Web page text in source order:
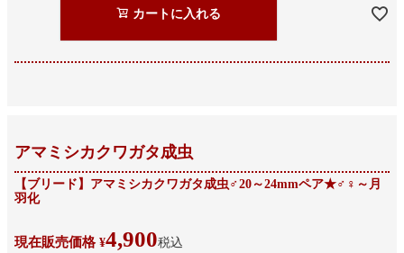
カートに入れる
アマミシカクワガタ成虫
【ブリード】アマミシカクワガタ成虫♂20～24mmペア★♂♀～月
羽化
現在販売価格 ¥4,900税込